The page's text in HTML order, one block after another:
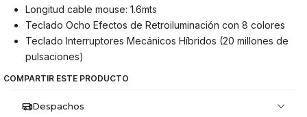
Longitud cable mouse: 1.6mts
Teclado Ocho Efectos de Retroiluminación con 8 colores
Teclado Interruptores Mecánicos Híbridos (20 millones de
pulsaciones)
COMPARTIR ESTE PRODUCTO
Despachos